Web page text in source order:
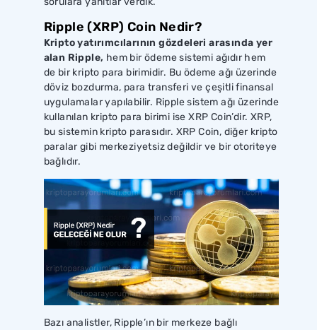
Ripple (XRP) Coin Nedir?
Kripto yatırımcılarının gözdeleri arasında yer
alan Ripple, hem bir ödeme sistemi ağıdır hem
de bir kripto para birimidir. Bu ödeme ağı üzerinde
döviz bozdurma, para transferi ve çeşitli finansal
uygulamalar yapılabilir. Ripple sistem ağı üzerinde
kullanılan kripto para birimi ise XRP Coin’dir. XRP,
bu sistemin kripto parasıdır. XRP Coin, diğer kripto
paralar gibi merkeziyetsiz değildir ve bir otoriteye
bağlıdır.
Bazı analistler, Ripple’ın bir merkeze bağlı